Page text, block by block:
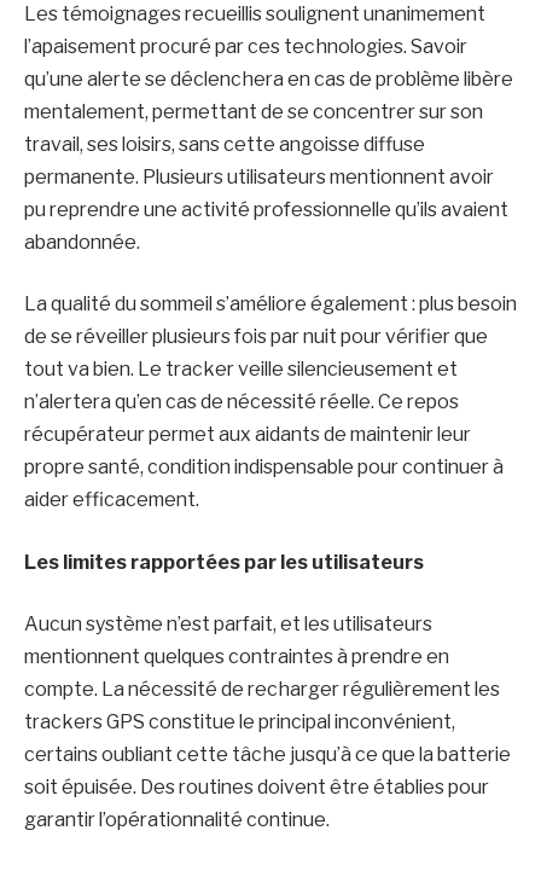
Les témoignages recueillis soulignent unanimement
l’apaisement procuré par ces technologies. Savoir
qu’une alerte se déclenchera en cas de problème libère
mentalement, permettant de se concentrer sur son
travail, ses loisirs, sans cette angoisse diffuse
permanente. Plusieurs utilisateurs mentionnent avoir
pu reprendre une activité professionnelle qu’ils avaient
abandonnée.
La qualité du sommeil s’améliore également : plus besoin
de se réveiller plusieurs fois par nuit pour vérifier que
tout va bien. Le tracker veille silencieusement et
n’alertera qu’en cas de nécessité réelle. Ce repos
récupérateur permet aux aidants de maintenir leur
propre santé, condition indispensable pour continuer à
aider efficacement.
Les limites rapportées par les utilisateurs
Aucun système n’est parfait, et les utilisateurs
mentionnent quelques contraintes à prendre en
compte. La nécessité de recharger régulièrement les
trackers GPS constitue le principal inconvénient,
certains oubliant cette tâche jusqu’à ce que la batterie
soit épuisée. Des routines doivent être établies pour
garantir l’opérationnalité continue.